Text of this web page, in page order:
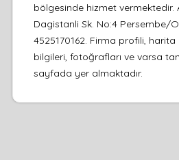
bölgesinde hizmet vermektedir.
Dagistanli Sk. No:4 Persembe/
4525170162. Firma profili,
bilgileri, fotoğrafları ve varsa
sayfada yer almaktadır.